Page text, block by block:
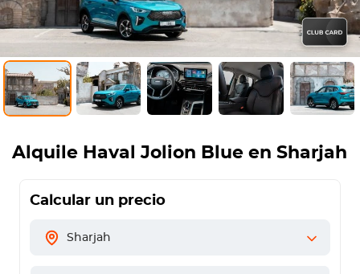
Alquile Haval Jolion Blue en Sharjah
Calcular un precio
Sharjah